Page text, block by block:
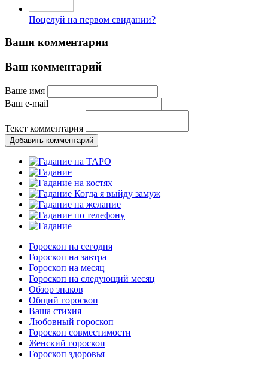
Поцелуй на первом свидании?
Ваши комментарии
Ваш комментарий
Ваше имя
Ваш e-mail
Текст комментария
Добавить комментарий
Гороскоп на сегодня
Гороскоп на завтра
Гороскоп на месяц
Гороскоп на следующий месяц
Обзор знаков
Общий гороскоп
Ваша стихия
Любовный гороскоп
Гороскоп совместимости
Женский гороскоп
Гороскоп здоровья